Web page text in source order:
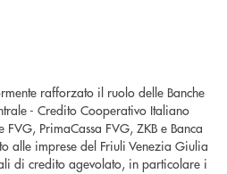
rafforzato il ruolo delle Banche
- Credito Cooperativo Italiano
PrimaCassa FVG, ZKB e Banca
alle imprese del Friuli Venezia Giulia
di credito agevolato, in particolare i